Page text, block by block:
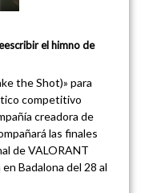
el himno de
the Shot)» para
competitivo
creadora de
las finales
de VALORANT
Badalona del 28 al